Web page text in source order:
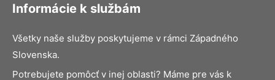
Informácie k službám
Všetky naše služby poskytujeme v rámci Západného
Slovenska.
Potrebujete pomôcť v inej oblasti? Máme pre vás k